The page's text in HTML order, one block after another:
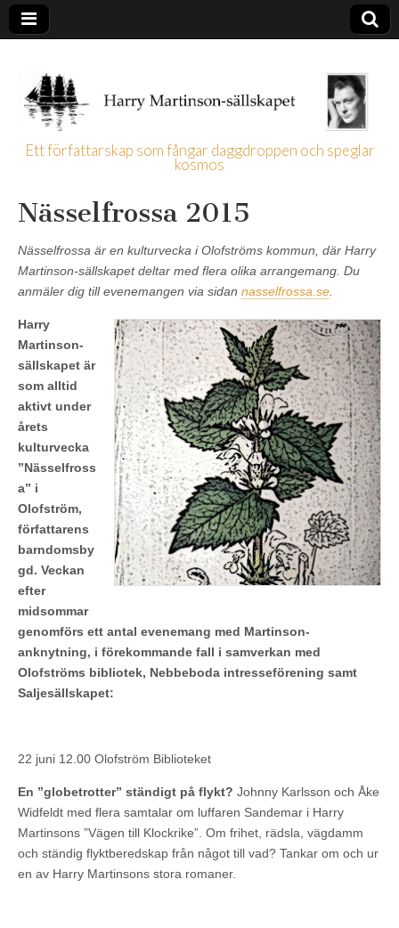
Harry
Martinson-
sällskapet
Ett författarskap som fångar daggdroppen och speglar
kosmos
Nässelfrossa 2015
Nässelfrossa är en kulturvecka i Olofströms kommun, där Harry
Martinson-sällskapet deltar med flera olika arrangemang. Du
anmäler dig till evenemangen via sidan nasselfrossa.se
Harry
Martinson-
sällskapet är
som alltid
aktivt under
årets
kulturvecka
”Nässelfross
a” i
Olofström,
författarens
barndomsby
gd. Veckan
efter
midsommar
genomförs ett antal evenemang med Martinson-
anknytning, i förekommande fall i samverkan med
Olofströms bibliotek, Nebbeboda intresseförening samt
Saljesällskapet:
22 juni 12.00 Olofström Biblioteket
En ”globetrotter” ständigt på flykt? Johnny Karlsson och Åke
Widfeldt med flera samtalar om luffaren Sandemar i Harry
Martinsons ”Vägen till Klockrike”. Om frihet, rädsla, vägdamm
och ständig flyktberedskap från något till vad? Tankar om och ur
en av Harry Martinsons stora romaner.